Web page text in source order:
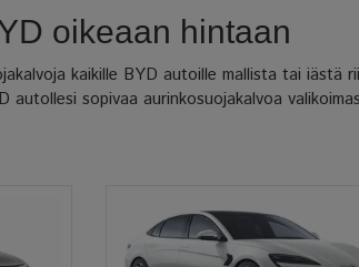
oikeaan hintaan
kaikille BYD autoille mallista tai
sopivaa aurinkosuojakalvoa